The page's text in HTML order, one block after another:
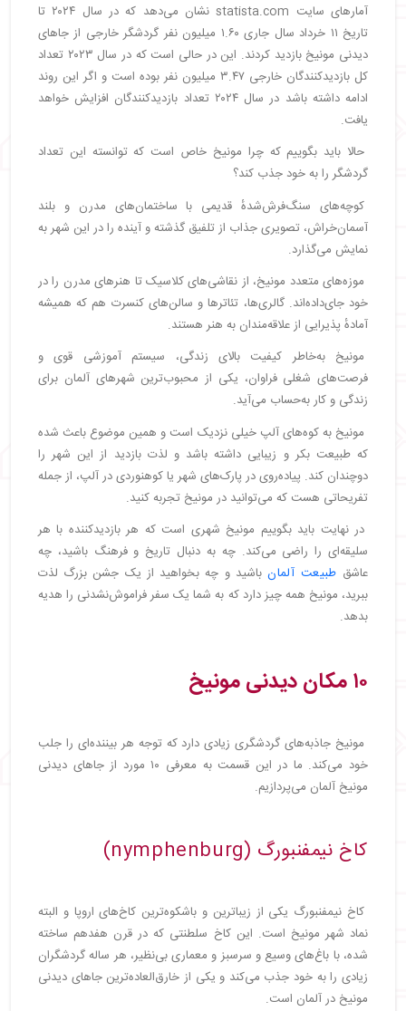
آمارهای سایت statista.com نشان می‌دهد که در سال ۲۰۲۴ تا
تاریخ ۱۱ خرداد سال جاری ۱.۶۰ میلیون نفر گردشگر خارجی از جاهای
دیدنی مونیخ بازدید کردند. این در حالی است که در سال ۲۰۲۳ تعداد
کل بازدیدکنندگان خارجی ۳.۴۷ میلیون نفر بوده است و اگر این روند
ادامه داشته باشد در سال ۲۰۲۴ تعداد بازدیدکنندگان افزایش خواهد
یافت.
حالا باید بگوییم که چرا مونیخ خاص است که توانسته این تعداد
گردشگر را به خود جذب کند؟
کوچه‌های سنگ‌فرش‌شدهٔ قدیمی با ساختمان‌های مدرن و بلند
آسمان‌خراش، تصویری جذاب از تلفیق گذشته و آینده را در این شهر به
نمایش می‌گذارد.
موزه‌های متعدد مونیخ، از نقاشی‌های کلاسیک تا هنرهای مدرن را در
خود جای‌داده‌اند. گالری‌ها، تئاترها و سالن‌های کنسرت هم که همیشه
آمادهٔ پذیرایی از علاقه‌مندان به هنر هستند.
مونیخ به‌خاطر کیفیت بالای زندگی، سیستم آموزشی قوی و
فرصت‌های شغلی فراوان، یکی از محبوب‌ترین شهرهای آلمان برای
زندگی و کار به‌حساب می‌آید.
مونیخ به کوه‌های آلپ خیلی نزدیک است و همین موضوع باعث شده
که طبیعت بکر و زیبایی داشته باشد و لذت بازدید از این شهر را
دوچندان کند. پیاده‌روی در پارک‌های شهر یا کوهنوردی در آلپ، از جمله
تفریحاتی هست که می‌توانید در مونیخ تجربه کنید.
در نهایت باید بگوییم مونیخ شهری است که هر بازدیدکننده با هر
سلیقه‌ای را راضی می‌کند. چه به دنبال تاریخ و فرهنگ باشید، چه
عاشق طبیعت آلمانباشید و چه بخواهید از یک جشن بزرگ لذت
ببرید، مونیخ همه چیز دارد که به شما یک سفر فراموش‌نشدنی را هدیه
بدهد.
۱۰ مکان دیدنی مونیخ
مونیخ جاذبه‌های گردشگری زیادی دارد که توجه هر بیننده‌ای را جلب
خود می‌کند. ما در این قسمت به معرفی ۱۰ مورد از جاهای دیدنی
مونیخ آلمان می‌پردازیم.
کاخ نیمفنبورگ (nymphenburg)
کاخ نیمفنبورگ یکی از زیباترین و باشکوه‌ترین کاخ‌های اروپا و البته
نماد شهر مونیخ است. این کاخ سلطنتی که در قرن هفدهم ساخته
شده، با باغ‌های وسیع و سرسبز و معماری بی‌نظیر، هر ساله گردشگران
زیادی را به خود جذب می‌کند و یکی از خارق‌العاده‌ترین جاهای دیدنی
مونیخ در آلمان است.